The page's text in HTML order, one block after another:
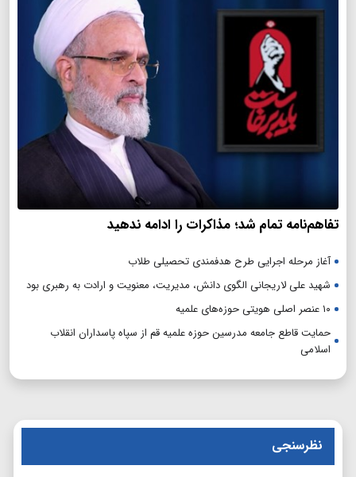
تفاهم‌نامه تمام شد؛ مذاکرات را ادامه ندهید
آغاز مرحله اجرایی طرح هدفمندی تحصیلی طلاب
شهید علی لاریجانی الگوی دانش، مدیریت، معنویت و ارادت به رهبری بود
۱۰ عنصر اصلی هویتی حوزه‌های علمیه
حمایت قاطع جامعه مدرسین حوزه علمیه قم از سپاه پاسداران انقلاب
اسلامی
نظرسنجی